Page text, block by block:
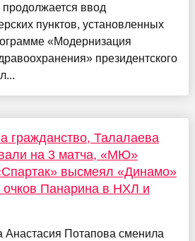
продолжается ввод
пунктов, установленных
«Модернизация
президентского
гражданство, Талалаева
на 3 матча, «МЮ»
высмеял «Динамо»
очков Панарина в НХЛ и
Анастасия Потапова сменила